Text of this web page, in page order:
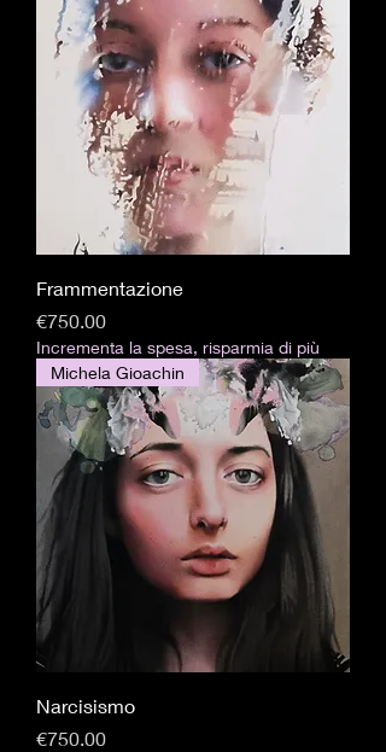
Frammentazione
価格
€750.00
Incrementa la spesa, risparmia di più
Michela Gioachin
Narcisismo
価格
€750.00